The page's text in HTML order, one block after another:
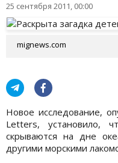
25 сентября 2011, 00:00
mignews.com
Новое исследование,
Letters, установило,
скрываются на дне
другими морскими